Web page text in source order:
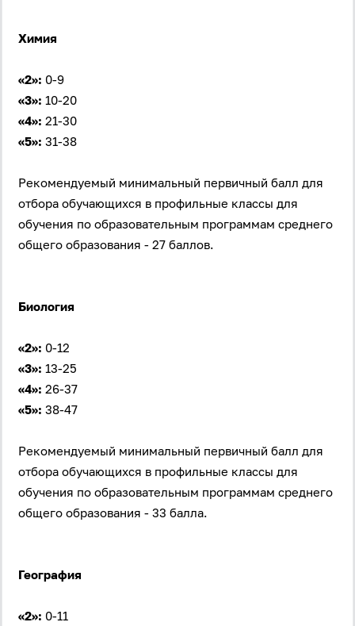
Химия
«2»: 0-9
«3»: 10-20
«4»: 21-30
«5»: 31-38
Рекомендуемый минимальный первичный балл для
отбора обучающихся в профильные классы для
обучения по образовательным программам среднего
общего образования - 27 баллов.
Биология
«2»: 0-12
«3»: 13-25
«4»: 26-37
«5»: 38-47
Рекомендуемый минимальный первичный балл для
отбора обучающихся в профильные классы для
обучения по образовательным программам среднего
общего образования - 33 балла.
География
«2»: 0-11